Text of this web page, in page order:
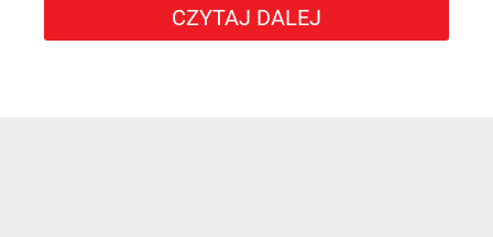
CZYTAJ DALEJ